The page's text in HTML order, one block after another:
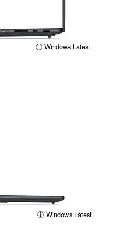
ⓘ Windows Latest
ⓘ Windows Latest